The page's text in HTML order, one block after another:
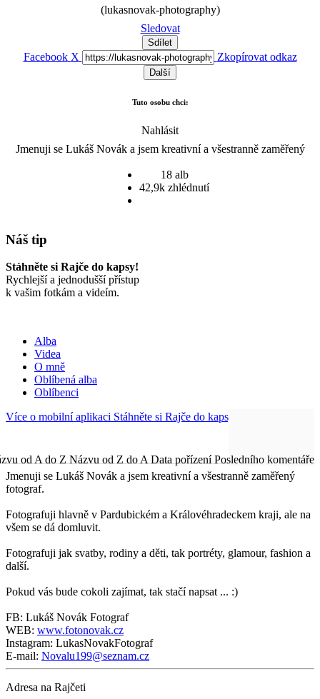
(lukasnovak-photography)
Sledovat
Sdílet
Facebook X Zkopírovat odkaz
Další
Tuto osobu chci:
Nahlásit
Jmenuji se Lukáš Novák a jsem kreativní a všestranně zaměřený
Fotografuji hlavně v Pardubickém a Královéhradeckem kraji, ale na
všem se dá domluvit.
Pokud vás bude cokoli zajímat, tak stačí napsat ... :)
FB: Lukáš Novák Fotograf
18 alb
42,9k zhlédnutí
Náš tip
Stáhněte si Rajče do kapsy!
Rychlejší a jednodušší přístup
k vašim fotkám a videím.
Alba
Videa
O mně
Oblíbená alba
Oblíbenci
Více o mobilní aplikaci Stáhněte si Rajče do kapsy!
od A do Z Názvu od Z do A Data pořízení Posledního komentáře
Jmenuji se Lukáš Novák a jsem kreativní a všestranně zaměřený
fotograf.
Fotografuji hlavně v Pardubickém a Královéhradeckem kraji, ale na
všem se dá domluvit.
Fotografuji jak svatby, rodiny a děti, tak portréty, glamour, fashion a
další.
Pokud vás bude cokoli zajímat, tak stačí napsat ... :)
FB: Lukáš Novák Fotograf
WEB: www.fotonovak.cz
Instagram: LukasNovakFotograf
E-mail: Novalu199@seznam.cz
Adresa na Rajčeti